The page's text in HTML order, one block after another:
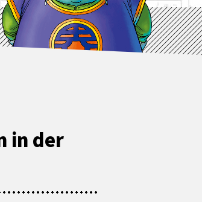
in der